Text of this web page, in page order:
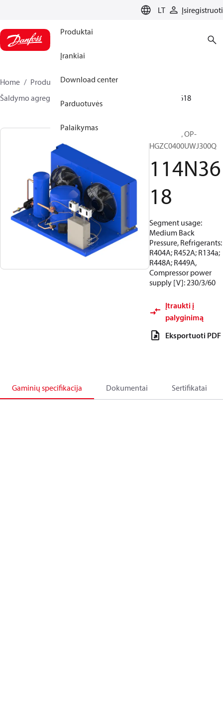
LT Įsiregistruoti
Produktai
Įrankiai
Download center
Parduotuvės
Palaikymas
Home Produktai
Climate Solutions for cooling
Šaldymo agregatai
114N3618
Optyma™, OP-
HGZC0400UWJ300Q
114N36
18
Segment usage:
Medium Back
Pressure, Refrigerants:
R404A; R452A; R134a;
R448A; R449A,
Compressor power
supply [V]: 230/3/60
Įtraukti į
palyginimą
Eksportuoti PDF
Gaminių specifikacija Dokumentai Sertifikatai